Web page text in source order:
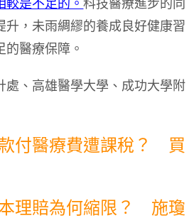
較是不足的。科技醫療進步的同
升，未雨綢繆的養成良好健康習
醫療保障。
處、高雄醫學大學、成功大學附
付醫療費遭課稅？ 買
理賠為何縮限？ 施瓊